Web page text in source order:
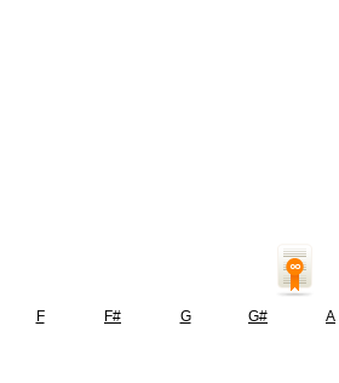
F F# G G# A